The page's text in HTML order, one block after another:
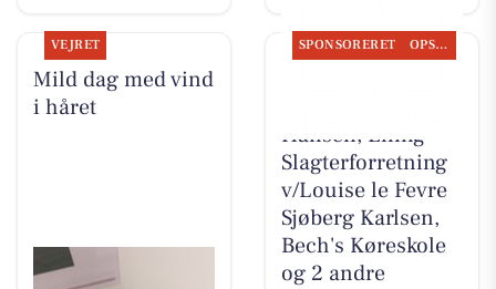
VEJRET
Mild dag med vind
i håret
SPONSORERET OPSLAGSTAVLEN
Hansen, Elling
Slagterforretning
v/Louise le Fevre
Sjøberg Karlsen,
Bech's Køreskole
og 2 andre